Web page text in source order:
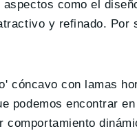
como el
y refinado.
cóncavo con lamas
podemos encontrar